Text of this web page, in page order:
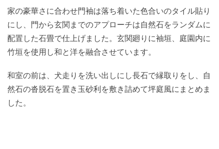
家の豪華さに合わせ門袖は落ち着いた色合いのタイル貼り
にし、門から玄関までのアプローチは自然石をランダムに
配置した石畳で仕上げました。玄関廻りに袖垣、庭園内に
竹垣を使用し和と洋を融合させています。
和室の前は、犬走りを洗い出しにし長石で縁取りをし、自
然石の沓脱石を置き玉砂利を敷き詰めて坪庭風にまとめま
した。